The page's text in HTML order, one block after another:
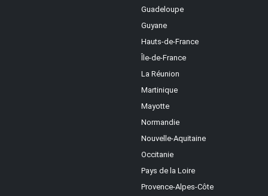
Guadeloupe
Guyane
Hauts-de-France
Île-de-France
La Réunion
Martinique
Mayotte
Normandie
Nouvelle-Aquitaine
Occitanie
Pays de la Loire
Provence-Alpes-Côte